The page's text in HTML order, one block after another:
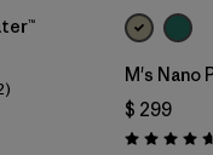
Comentarios
)
M's Nano
$ 299
Valoración: